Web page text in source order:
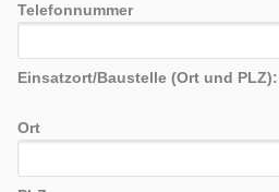
Telefonnummer
Einsatzort/Baustelle (Ort und PLZ):
Ort